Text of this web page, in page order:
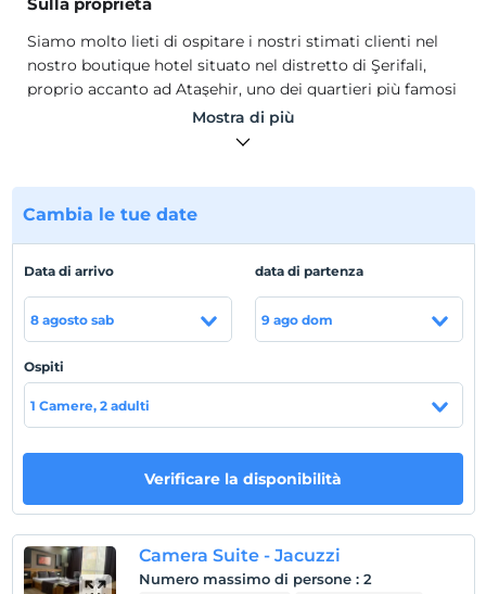
Siamo molto lieti di ospitare i nostri stimati clienti nel
nostro boutique hotel situato nel distretto di Şerifali,
proprio accanto ad Ataşehir, uno dei quartieri più famosi
All'Escape Hotel Il comfort e la soddisfazione dei nostri
sentirai a casa.
Posizione
punto di trasporto comune della regione di Sancaktepe
si trova nel distretto di Şerifali, vicino all'autostrada TEM
ea 15 minuti dall'aeroporto Sabiha Gökçen.
la spiaggia
Bostancı è a soli 10 minuti di auto dal punto comune
della regione di Üsküdar, permettendoti di prendere
l'aria di mare su entrambi i lati.
Mostra sulla
mappa
Mostra di più
Cambia le tue date
Data di arrivo
8 agosto sab
data di partenza
9 ago dom
Ospiti
1 Camere, 2 adulti
Verificare la disponibilità
Camera Suite - Jacuzzi
Numero massimo di persone : 2